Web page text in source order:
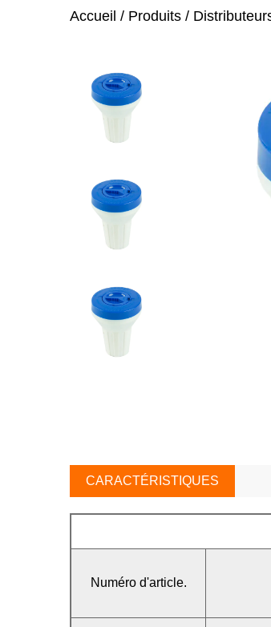
Accueil / Produits /
CARACTÉRISTIQUES
Numéro d'article.